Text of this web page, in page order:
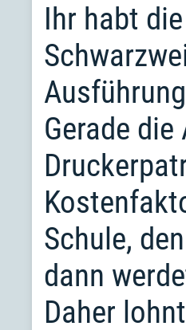
Ihr habt
Gerade
Schule,
dann
Daher